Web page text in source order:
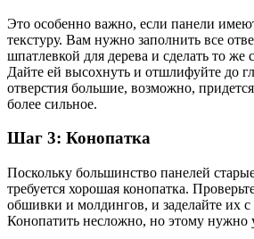
Это особенно важно, если панели
текстуру. Вам нужно заполнить все
шпатлевкой для дерева и сделать то же
Дайте ей высохнуть и отшлифуйте до
отверстия большие, возможно,
более сильное.
Шаг 3: Конопатка
Поскольку большинство панелей
требуется хорошая конопатка.
обшивки и молдингов, и заделайте их
Конопатить несложно, но этому нужно